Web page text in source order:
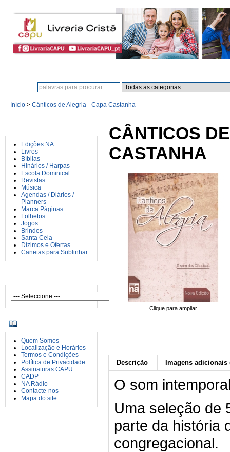
Início > Cânticos de Alegria - Capa Castanha
Edições NA
Livros
Bíblias
Hinários / Harpas
Escola Dominical
Revistas
Música
Agendas / Diários /
Planners
Marca Páginas
Folhetos
Jogos
Brindes
Santa Ceia
Dízimos e Ofertas
Canetas para Sublinhar
Quem Somos
Localização e Horários
Termos e Condições
Política de Privacidade
Assinaturas CAPU
CADP
NA Rádio
Contacte-nos
Mapa do site
CÂNTICOS
CASTANHA
Clique para ampliar
Descrição Imagens adicionais
O som
Uma seleção de
parte da história
congregacional.